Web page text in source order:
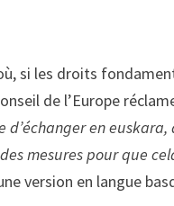
si les droits
de l’Europe
en
mesures pour que
version en langue